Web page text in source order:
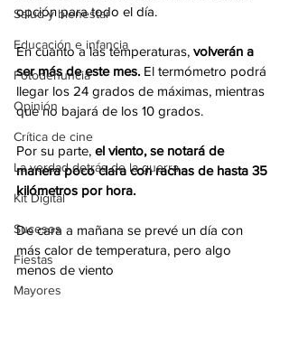
Salud y bienestar
Educación e infancia
Fotodenuncia
Opinión
Crítica de cine
La verdad detrás de la guerra
Kit Digital
Sucesos
Fiestas
Mayores
opción para todo el día.
En cuanto a las temperaturas, volverán a
ser más de este mes. El termómetro podrá
llegar los 24 grados de máximas, mientras
que no bajará de los 10 grados.
Por su parte, el viento, se notará de
manera poco clara con rachas de hasta 35
kilómetros por hora.
De cara a mañana se prevé un día con
más calor de temperatura, pero algo
menos de viento